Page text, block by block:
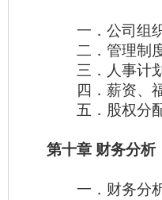
一．公司组
二．管理制度
三．人事计
四．薪资、
五．股权分配
第十章 财务分析
一．财务分